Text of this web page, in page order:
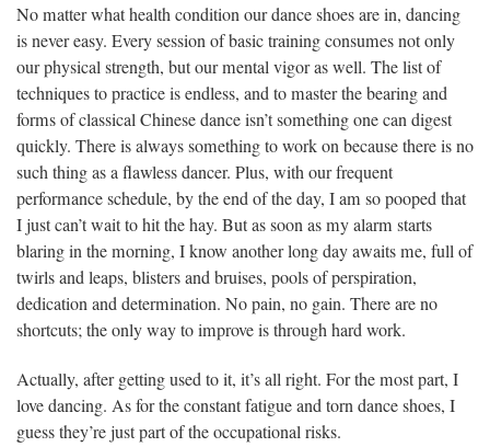
No matter what health condition our dance shoes are in, dancing
is never easy. Every session of basic training consumes not only
our physical strength, but our mental vigor as well. The list of
techniques to practice is endless, and to master the bearing and
forms of classical Chinese dance isn’t something one can digest
quickly. There is always something to work on because there is no
such thing as a flawless dancer. Plus, with our frequent
performance schedule, by the end of the day, I am so pooped that
I just can’t wait to hit the hay. But as soon as my alarm starts
blaring in the morning, I know another long day awaits me, full of
twirls and leaps, blisters and bruises, pools of perspiration,
dedication and determination. No pain, no gain. There are no
shortcuts; the only way to improve is through hard work.
Actually, after getting used to it, it’s all right. For the most part, I
love dancing. As for the constant fatigue and torn dance shoes, I
guess they’re just part of the occupational risks.